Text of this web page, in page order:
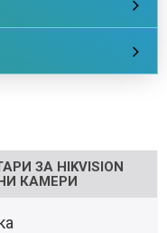
ЗА HIKVISION
КАМЕРИ